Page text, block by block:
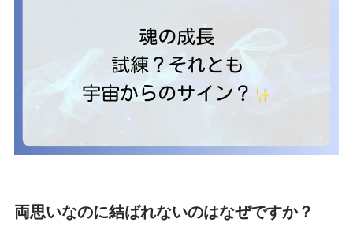
両思いなのに結ばれないのはなぜですか？